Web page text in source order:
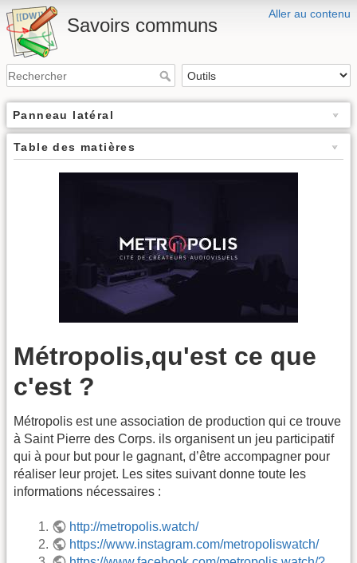
Aller au contenu
Savoirs communs
Panneau latéral
Table des matières
Métropolis,qu'est ce que
c'est ?
Métropolis est une association de production qui ce trouve
à Saint Pierre des Corps. ils organisent un jeu participatif
qui à pour but pour le gagnant, d’être accompagner pour
réaliser leur projet. Les sites suivant donne toute les
informations nécessaires :
http://metropolis.watch/
https://www.instagram.com/metropoliswatch/